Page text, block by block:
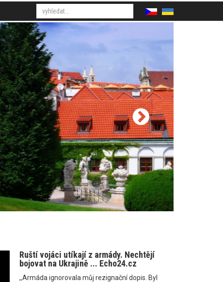
Ruští vojáci utíkají z armády. Nechtějí
bojovat na Ukrajině ... Echo24.cz
,,Armáda ignorovala můj rezignační dopis. Byl